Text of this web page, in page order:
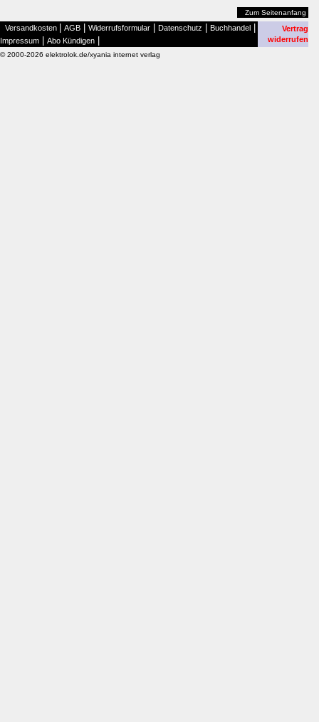
Zum Seitenanfang
Versandkosten AGB Widerrufsformular Datenschutz Buchhandel
Impressum Abo Kündigen
Vertrag
widerrufen
© 2000-2026 elektrolok.de/xyania internet verlag